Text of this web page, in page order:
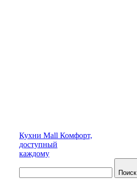
Кухни Mall Комфорт,
доступный
каждому
Поиск